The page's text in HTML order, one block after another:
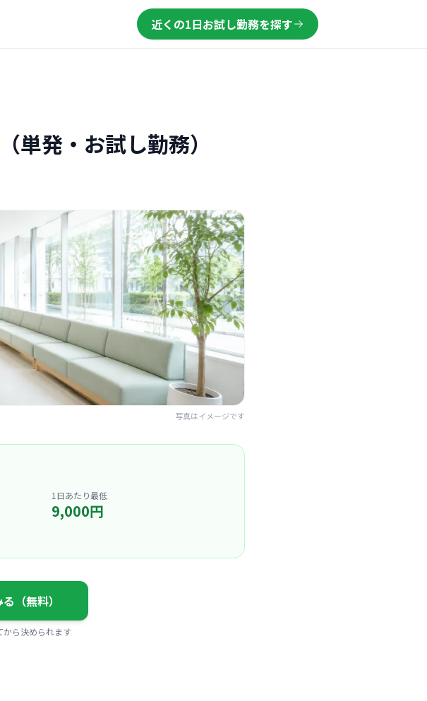
近くの1日お試し勤務を探す
単発・お試し勤務）
写真はイメージです
1日あたり最低
9,000円
（無料）
から決められます